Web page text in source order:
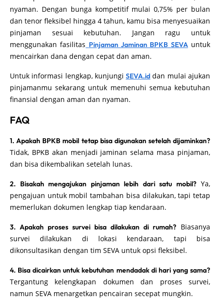
nyaman. Dengan bunga kompetitif mulai 0,75% per bulan
dan tenor fleksibel hingga 4 tahun, kamu bisa menyesuaikan
pinjaman sesuai kebutuhan. Jangan ragu untuk
menggunakan fasilitas Pinjaman Jaminan BPKB SEVAuntuk
mencairkan dana dengan cepat dan aman.
Untuk informasi lengkap, kunjungiSEVA.id dan mulai ajukan
pinjamanmu sekarang untuk memenuhi semua kebutuhan
finansial dengan aman dan nyaman.
FAQ
1. Apakah BPKB mobil tetap bisa digunakan setelah dijaminkan?
Tidak, BPKB akan menjadi jaminan selama masa pinjaman,
dan bisa dikembalikan setelah lunas.
2. Bisakah mengajukan pinjaman lebih dari satu mobil?Ya,
pengajuan untuk mobil tambahan bisa dilakukan, tapi tetap
memerlukan dokumen lengkap tiap kendaraan.
3. Apakah proses survei bisa dilakukan di rumah? Biasanya
survei dilakukan di lokasi kendaraan, tapi bisa
dikonsultasikan dengan tim SEVA untuk opsi fleksibel.
4. Bisa dicairkan untuk kebutuhan mendadak di hari yang sama?
Tergantung kelengkapan dokumen dan proses survei,
namun SEVA menargetkan pencairan secepat mungkin.